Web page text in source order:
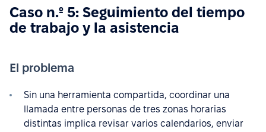
Caso n.º 5: Seguimiento del tiempo
de trabajo y la asistencia
El problema
Sin una herramienta compartida, coordinar una
llamada entre personas de tres zonas horarias
distintas implica revisar varios calendarios, enviar